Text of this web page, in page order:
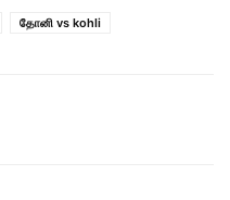
தோனி vs kohli